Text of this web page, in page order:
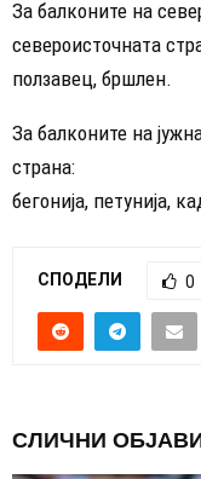
За балконите на
североисточната
ползавец, бршлен.
За балконите на
страна:
бегонија, петунија,
СПОДЕЛИ 0
СЛИЧНИ